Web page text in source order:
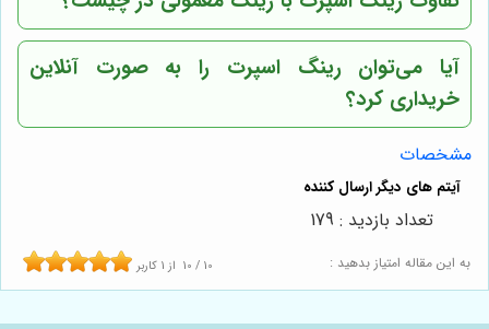
آیا می‌توان رینگ اسپرت را به صورت آنلاین
خریداری کرد؟
مشخصات
به این مقاله امتیاز بدهید : 10 / 10 از 1 کاربر
تعداد بازدید : 179